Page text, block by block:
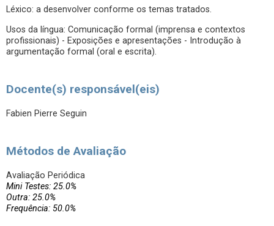
Léxico: a desenvolver conforme os temas tratados.
Usos da língua: Comunicação formal (imprensa e contextos
profissionais) - Exposições e apresentações - Introdução à
argumentação formal (oral e escrita).
Docente(s) responsável(eis)
Fabien Pierre Seguin
Métodos de Avaliação
Avaliação Periódica
Mini Testes: 25.0%
Outra: 25.0%
Frequência: 50.0%